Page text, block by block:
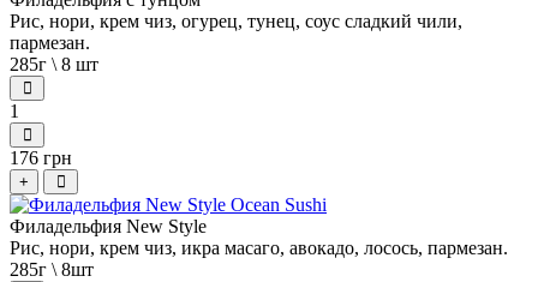
Рис, нори, крем чиз, огурец, тунец, соус сладкий чили,
пармезан.
285г \ 8 шт
1
176 грн
+
Филадельфия New Style
Рис, нори, крем чиз, икра масаго, авокадо, лосось, пармезан.
285г \ 8шт